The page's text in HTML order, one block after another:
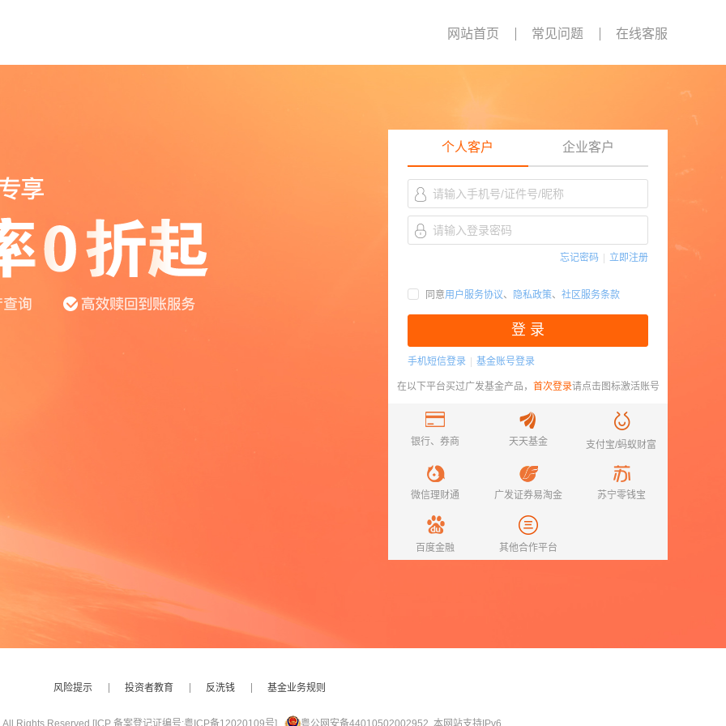
网站首页 常见问题 在线客服
个人客户 企业客户
立即注册
忘记密码
同意用户服务协议、 隐私政策、 社区服务条款
登 录
手机短信登录 基金账号登录
在以下平台买过广发基金产品， 首次登录请点击图标激活账号
银行、券商 天天基金 支付宝/蚂蚁财富
微信理财通 广发证券易淘金 苏宁零钱宝
百度金融 其他合作平台
风险提示 投资者教育 反洗钱 基金业务规则
Rights Reserved. [ICP 备案登记证编号:粤ICP备12020109号] 粤公网安备44010502002952 本网站支持IPv6